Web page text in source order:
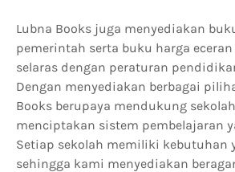
Lubna Books juga menyediakan
pemerintah serta buku harga
selaras dengan peraturan
Dengan menyediakan berbagai
Books berupaya mendukung
menciptakan sistem pembelajaran
Setiap sekolah memiliki kebutuhan
sehingga kami menyediakan